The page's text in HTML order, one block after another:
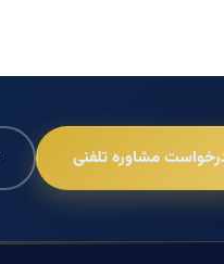
مشاوره تلفنی